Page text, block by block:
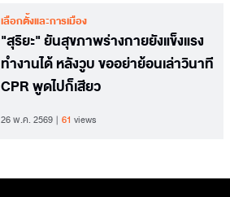
เลือกตั้งและการเมือง
"สุริยะ" ยันสุขภาพร่างกายยังแข็งแรง
ทำงานได้ หลังวูบ ขออย่าย้อนเล่าวินาที
CPR พูดไปก็เสียว
26 พ.ค. 2569 61 views